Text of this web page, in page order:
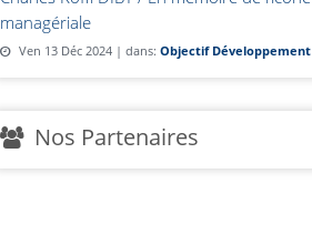
managériale
Ven 13 Déc 2024 | dans: Objectif Développement
Nos Partenaires